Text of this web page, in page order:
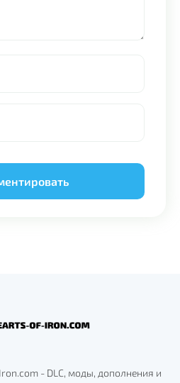
- DLC, моды, дополнения и